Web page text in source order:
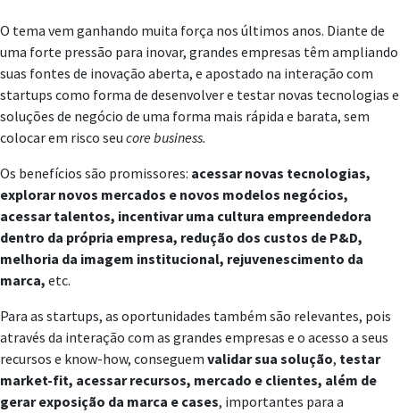
O tema vem ganhando muita força nos últimos anos. Diante de
uma forte pressão para inovar, grandes empresas têm ampliando
suas fontes de inovação aberta, e apostado na interação com
startups como forma de desenvolver e testar novas tecnologias e
soluções de negócio de uma forma mais rápida e barata, sem
colocar em risco seu corebusiness.
Os benefícios são promissores: acessar novas tecnologias,
explorar novos mercados e novos modelos negócios,
acessar talentos, incentivar uma cultura empreendedora
dentro da própria empresa, redução dos custos de P&D,
melhoria da imagem institucional, rejuvenescimento da
marca, etc.
Para as startups, as oportunidades também são relevantes, pois
através da interação com as grandes empresas e o acesso a seus
recursos e know-how, conseguem validar sua solução, testar
market-fit, acessar recursos, mercado e clientes, além de
gerar exposição da marca e cases, importantes para a